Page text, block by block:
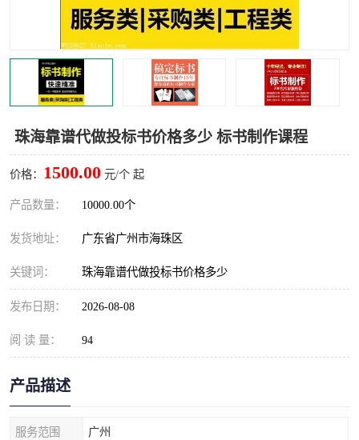
珠海靠谱代做投标书价格多少 标书制作课程
价格： 1500.00 元/个 起
产品数量： 10000.00个
发货地址： 广东省广州市海珠区
关键词： 珠海靠谱代做投标书价格多少
发布日期： 2026-08-08
阅 读 量： 94
产品描述
服务范围 广州